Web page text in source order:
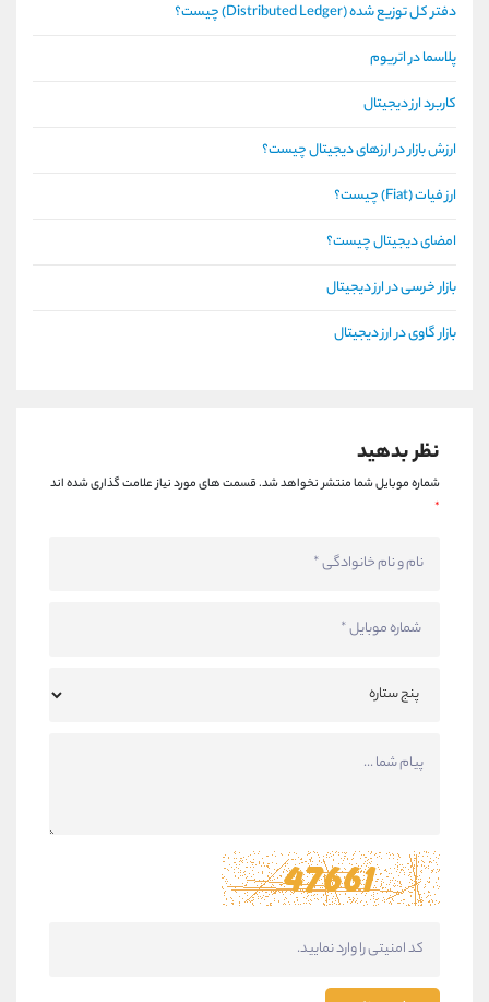
دفتر کل توزیع شده (Distributed Ledger) چیست؟
پلاسما در اتریوم
کاربرد ارز دیجیتال
ارزش بازار در ارزهای دیجیتال چیست؟
ارز فیات (Fiat) چیست؟
امضای دیجیتال چیست؟
بازار خرسی در ارز دیجیتال
بازار گاوی در ارز دیجیتال
نظر بدهید
شماره موبایل شما منتشر نخواهد شد.قسمت های مورد نیاز علامت گذاری شده اند
*